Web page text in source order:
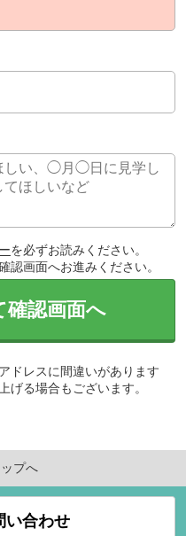
を必ずお読みください。
認画面へお進みください。
確認画面へ
ドレスに間違いがあります
げる場合もございます。
プへ
い合わせ